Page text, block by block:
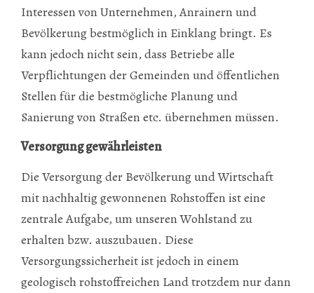
Interessen von Unternehmen, Anrainern und
Bevölkerung bestmöglich in Einklang bringt. Es
kann jedoch nicht sein, dass Betriebe alle
Verpflichtungen der Gemeinden und öffentlichen
Stellen für die bestmögliche Planung und
Sanierung von Straßen etc. übernehmen müssen.
Versorgung gewährleisten
Die Versorgung der Bevölkerung und Wirtschaft
mit nachhaltig gewonnenen Rohstoffen ist eine
zentrale Aufgabe, um unseren Wohlstand zu
erhalten bzw. auszubauen. Diese
Versorgungssicherheit ist jedoch in einem
geologisch rohstoffreichen Land trotzdem nur dann